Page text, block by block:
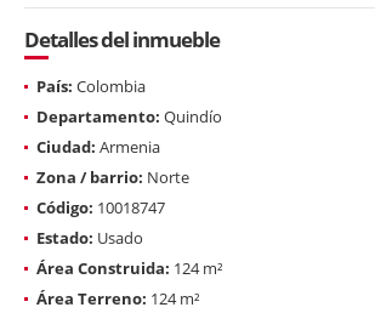
Detalles del inmueble
País: Colombia
Departamento: Quindío
Ciudad: Armenia
Zona / barrio: Norte
Código: 10018747
Estado: Usado
Área Construida: 124 m²
Área Terreno: 124 m²